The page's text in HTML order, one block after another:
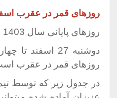
روزهای قمر در عقرب اسفند
روزهای پایانی سال 1403 قمر در عقرب است!
روزهای قمر در عقرب
در جدول زیر که توسط